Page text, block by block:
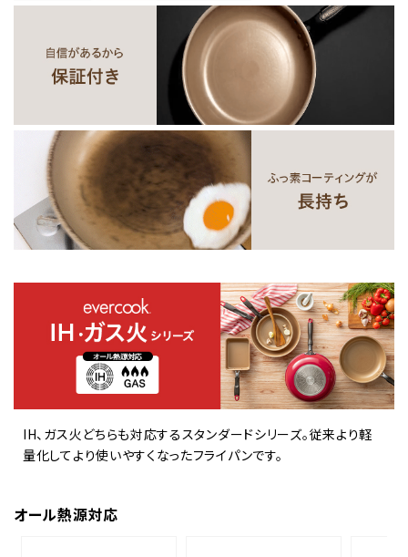
IH、ガス火どちらも対応するスタンダードシリーズ。従来より軽
量化してより使いやすくなったフライパンです。
オール熱源対応